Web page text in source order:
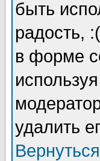
быть
радость,
в форме
удалить